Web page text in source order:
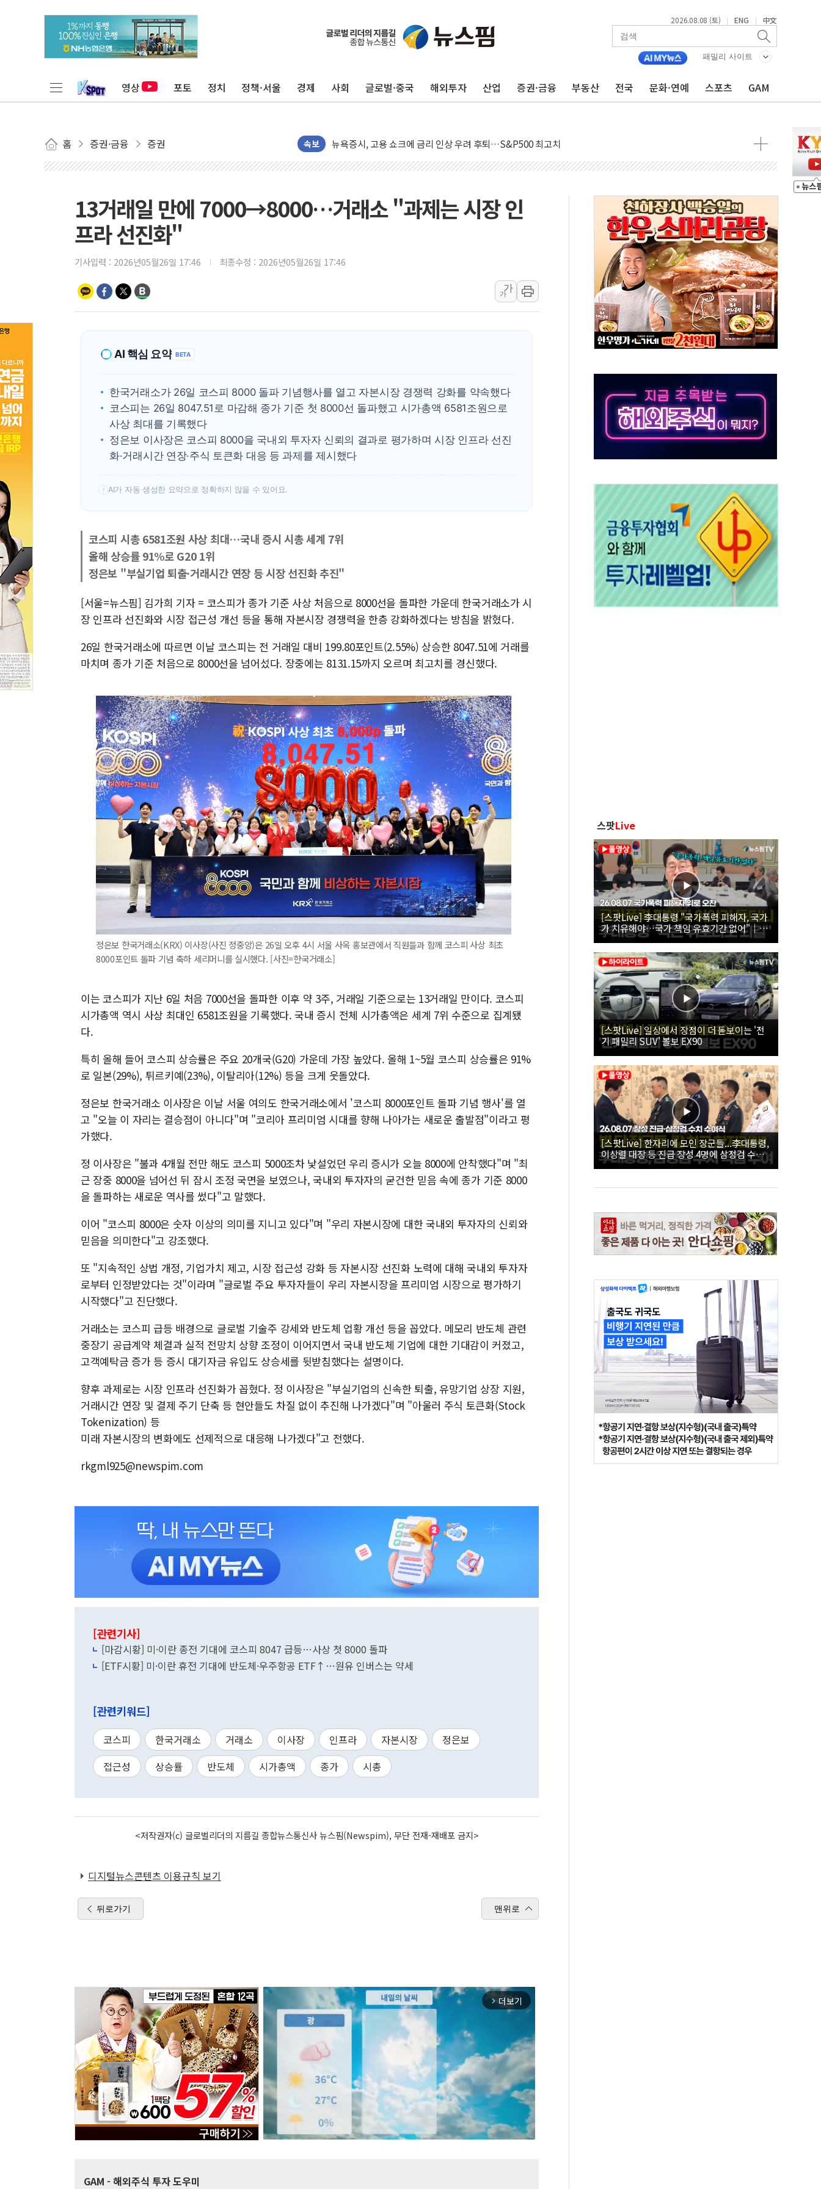
2026.08.08 (토) | ENG | 中文
패밀리 사이트
영상 포토 정치 정책·서울 경제 사회 글로벌·중국 해외투자 산업 증권·금융 부동산 전국 문화·연예 스포츠 GAM
홈 증권·금융 증권 속보
민주, 오늘 제주·인천 경선 결과 발표...'김민석 재역전 vs 정청래 격차 확대'
뉴욕증시, 고용 쇼크에 금리 인상 우려 후퇴…S&P500 최고치
트럼프, 쿡 연준 이사 해임 재추진…"26일까지 의혹 소명" 요구
미 연준 매파 기세 꺾이나…고용 감소에 9월 동결 전망 우세
[종합] 이슬람 수니파 3국, '공동방위협정' 체결… 이스라엘·이란 위협에 맞설 자체 억지력 강화
이란 핵심 원유 수출항 '하르그섬', 최근 1주일 이상 '올스톱'… 美 해상봉쇄 영향
美 고용 쇼크에 엔화 장중 급등…시장은 "또 개입했나" 촉각
[AI MY 뉴스] 뉴욕 반도체주 프리뷰...美 고용 쇼크에 반도체주 '활짝'
뉴욕증시 프리뷰, 美 고용 쇼크에 금리 인상 우려 후퇴…나스닥 선물 1%대 상승
보훈부, 미 DPAA와 MOU… "6·25 미군 실종자 7359명 끝까지 찾겠다"
트럼프 "금리 내려야"…파월 때와 달리 워시엔 톤 낮춰
특정 정치인 측근 포항시 정책특보 내정설...포항시 '시끌'
李 "해남 태양광, 대한민국 다음 100년 밑거름…수도권 집중 완화 전환점"
13거래일 만에 7000→8000…거래소 "과제는 시장 인
프라 선진화"
기사입력 : 2026년05월26일 17:46 최종수정 : 2026년05월26일 17:46
가
가
AI 핵심 요약 BETA
한국거래소가 26일 코스피 8000 돌파 기념행사를 열고 자본시장 경쟁력 강화를 약속했다
코스피는 26일 8047.51로 마감해 종가 기준 첫 8000선 돌파했고 시가총액 6581조원으로
사상 최대를 기록했다
정은보 이사장은 코스피 8000을 국내외 투자자 신뢰의 결과로 평가하며 시장 인프라 선진
화·거래시간 연장·주식 토큰화 대응 등 과제를 제시했다
! AI가 자동 생성한 요약으로 정확하지 않을 수 있어요.
코스피 시총 6581조원 사상 최대…국내 증시 시총 세계 7위
올해 상승률 91%로 G20 1위
정은보 "부실기업 퇴출·거래시간 연장 등 시장 선진화 추진"
[서울=뉴스핌] 김가희 기자 = 코스피가 종가 기준 사상 처음으로 8000선을 돌파한 가운데 한국거래소가 시
장 인프라 선진화와 시장 접근성 개선 등을 통해 자본시장 경쟁력을 한층 강화하겠다는 방침을 밝혔다.
26일 한국거래소에 따르면 이날 코스피는 전 거래일 대비 199.80포인트(2.55%) 상승한 8047.51에 거래를
마치며 종가 기준 처음으로 8000선을 넘어섰다. 장중에는 8131.15까지 오르며 최고치를 경신했다.
정은보 한국거래소(KRX) 이사장(사진 정중앙)은 26일 오후 4시 서울 사옥 홍보관에서 직원들과 함께 코스피 사상 최초
8000포인트 돌파 기념 축하 세리머니를 실시했다. [사진=한국거래소]
이는 코스피가 지난 6일 처음 7000선을 돌파한 이후 약 3주, 거래일 기준으로는 13거래일 만이다. 코스피
시가총액 역시 사상 최대인 6581조원을 기록했다. 국내 증시 전체 시가총액은 세계 7위 수준으로 집계됐
다.
특히 올해 들어 코스피 상승률은 주요 20개국(G20) 가운데 가장 높았다. 올해 1~5월 코스피 상승률은 91%
로 일본(29%), 튀르키예(23%), 이탈리아(12%) 등을 크게 웃돌았다.
정은보 한국거래소 이사장은 이날 서울 여의도 한국거래소에서 '코스피 8000포인트 돌파 기념 행사'를 열
고 "오늘 이 자리는 결승점이 아니다"며 "코리아 프리미엄 시대를 향해 나아가는 새로운 출발점"이라고 평
가했다.
정 이사장은 "불과 4개월 전만 해도 코스피 5000조차 낯설었던 우리 증시가 오늘 8000에 안착했다"며 "최
근 장중 8000을 넘어선 뒤 잠시 조정 국면을 보였으나, 국내외 투자자의 굳건한 믿음 속에 종가 기준 8000
을 돌파하는 새로운 역사를 썼다"고 말했다.
이어 "코스피 8000은 숫자 이상의 의미를 지니고 있다"며 "우리 자본시장에 대한 국내외 투자자의 신뢰와
믿음을 의미한다"고 강조했다.
또 "지속적인 상법 개정, 기업가치 제고, 시장 접근성 강화 등 자본시장 선진화 노력에 대해 국내외 투자자
로부터 인정받았다는 것"이라며 "글로벌 주요 투자자들이 우리 자본시장을 프리미엄 시장으로 평가하기
시작했다"고 진단했다.
거래소는 코스피 급등 배경으로 글로벌 기술주 강세와 반도체 업황 개선 등을 꼽았다. 메모리 반도체 관련
중장기 공급계약 체결과 실적 전망치 상향 조정이 이어지면서 국내 반도체 기업에 대한 기대감이 커졌고,
고객예탁금 증가 등 증시 대기자금 유입도 상승세를 뒷받침했다는 설명이다.
향후 과제로는 시장 인프라 선진화가 꼽혔다. 정 이사장은 "부실기업의 신속한 퇴출, 유망기업 상장 지원,
거래시간 연장 및 결제 주기 단축 등 현안들도 차질 없이 추진해 나가겠다"며 "아울러 주식 토큰화(Stock
Tokenization) 등
미래 자본시장의 변화에도 선제적으로 대응해 나가겠다"고 전했다.
rkgml925@newspim.com
[관련기사]
[마감시황] 미·이란 종전 기대에 코스피 8047 급등…사상 첫 8000 돌파
[ETF시황] 미·이란 휴전 기대에 반도체·우주항공 ETF↑…원유 인버스는 약세
[관련키워드]
코스피 한국거래소 거래소 이사장 인프라 자본시장
정은보
접근성
상승률 반도체 시가총액 종가 시총
<저작권자(c) 글로벌리더의 지름길 종합뉴스통신사 뉴스핌(Newspim), 무단 전재-재배포 금지>
디지털뉴스콘텐츠 이용규칙 보기
뒤로가기 맨위로
arrow_forward_ios 더보기
GAM - 해외주식 투자 도우미
스팟Live
[스팟Live] 李대통령 "국가폭력 피해자, 국가
가 치유해야…국가 책임 유효기간 없어"｜
26.08.07 국가폭력 피해자 위로 오찬
[스팟Live] 일상에서 장점이 더 돋보이는 '전
기 패밀리 SUV' 볼보 EX90
[스팟Live] 한자리에 모인 장군들...李대통령,
이상렬 대장 등 진급 장성 4명에 삼정검 수치
직접 수여｜26.08.07 장성 진급·삼정검 수치